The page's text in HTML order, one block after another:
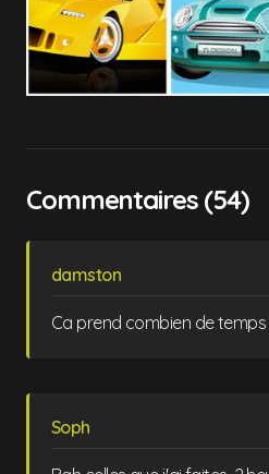
Commentaires (54)
damston
Ca prend combien de
Soph